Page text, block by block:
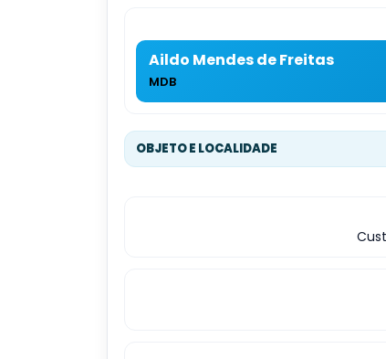
Aildo Mendes de Freitas
MDB
OBJETO E LOCALIDADE